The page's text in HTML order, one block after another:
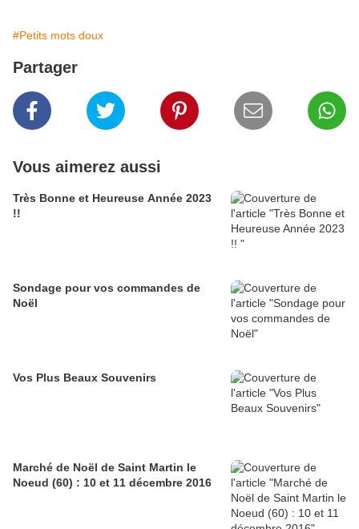
#Petits mots doux
Partager
Vous aimerez aussi
Très Bonne et Heureuse Année 2023
!!
Sondage pour vos commandes de
Noël
Vos Plus Beaux Souvenirs
Marché de Noël de Saint Martin le
Noeud (60) : 10 et 11 décembre 2016